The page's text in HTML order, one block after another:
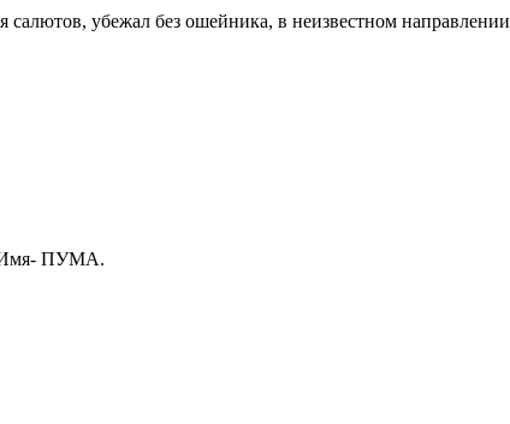
салютов, убежал без ошейника, в неизвестном направлении
Имя- ПУМА.